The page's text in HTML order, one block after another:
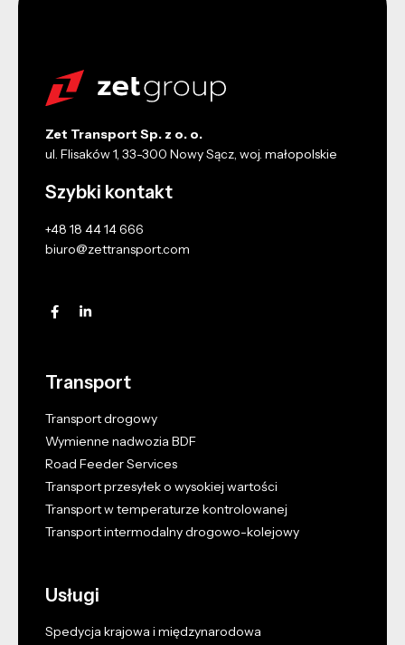
Zet Transport Sp. z o. o.
ul. Flisaków 1, 33-300 Nowy Sącz, woj. małopolskie
Szybki kontakt
+48 18 44 14 666
biuro@zettransport.com
Transport
Transport drogowy
Wymienne nadwozia BDF
Road Feeder Services
Transport przesyłek o wysokiej wartości
Transport w temperaturze kontrolowanej
Transport intermodalny drogowo-kolejowy
Usługi
Spedycja krajowa i międzynarodowa